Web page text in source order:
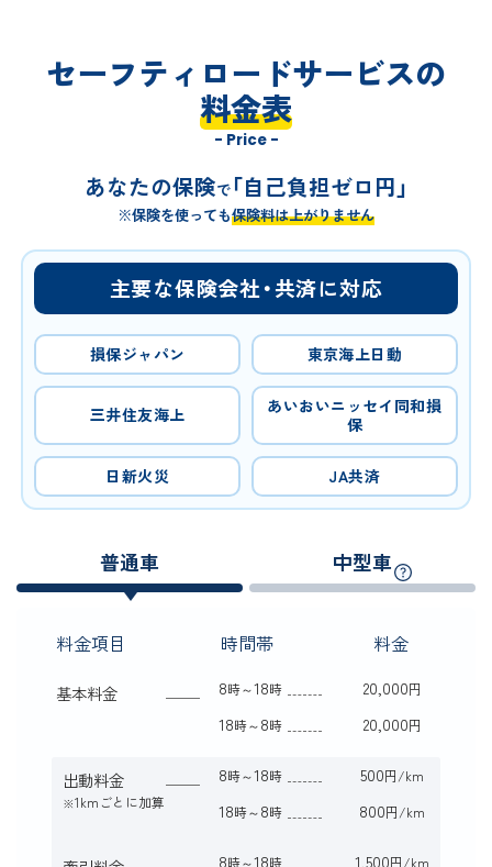
セーフティロードサービスの
料金表
- Price -
あなたの保険で「自己負担ゼロ円」
※保険を使っても保険料は上がりません
主要な保険会社・共済に対応
損保ジャパン 東京海上日動
三井住友海上
あいおいニッセイ同和損
保
日新火災 JA共済
普通車 中型車
料金項目 時間帯 料金
基本料金 8時～18時 20,000円
18時～8時 20,000円
出動料金
※1kmごとに加算
8時～18時 500円/km
18時～8時 800円/km
8時～18時 1,500円/km